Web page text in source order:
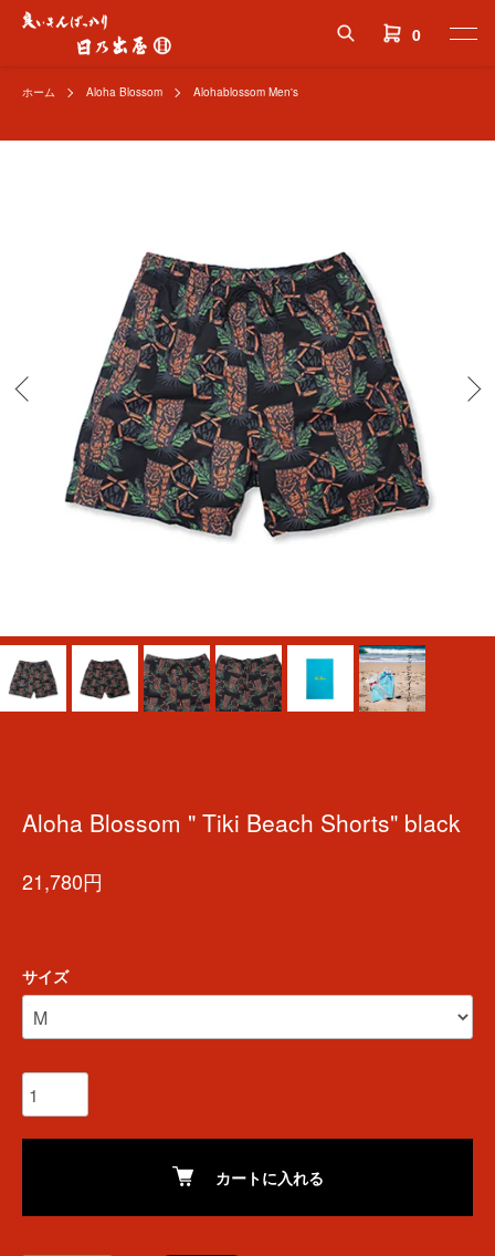
0
ホーム Aloha Blossom Alohablossom Men's
Aloha Blossom " Tiki Beach Shorts" black
21,780円
サイズ
カートに入れる